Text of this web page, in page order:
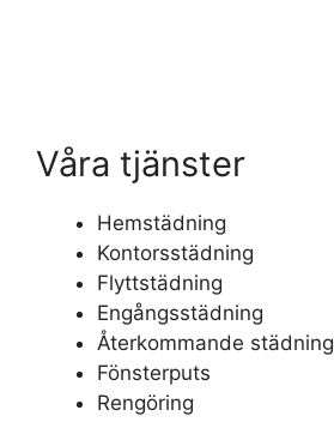
Våra tjänster
Hemstädning
Kontorsstädning
Flyttstädning
Engångsstädning
Återkommande städning
Fönsterputs
Rengöring